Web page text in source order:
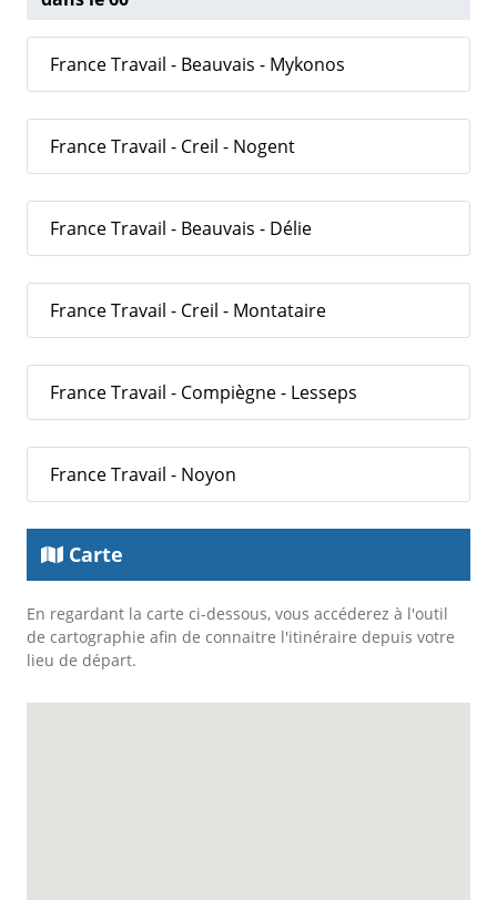
France Travail - Beauvais - Mykonos
France Travail - Creil - Nogent
France Travail - Beauvais - Délie
France Travail - Creil - Montataire
France Travail - Compiègne - Lesseps
France Travail - Noyon
Carte
En regardant la carte ci-dessous, vous accéderez à l'outil
de cartographie afin de connaitre l'itinéraire depuis votre
lieu de départ.